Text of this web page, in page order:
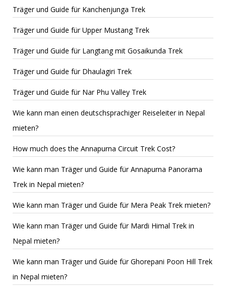
Träger und Guide für Kanchenjunga Trek
Träger und Guide für Upper Mustang Trek
Träger und Guide für Langtang mit Gosaikunda Trek
Träger und Guide für Dhaulagiri Trek
Träger und Guide für Nar Phu Valley Trek
Wie kann man einen deutschsprachiger Reiseleiter in Nepal
mieten?
How much does the Annapurna Circuit Trek Cost?
Wie kann man Träger und Guide für Annapurna Panorama
Trek in Nepal mieten?
Wie kann man Träger und Guide für Mera Peak Trek mieten?
Wie kann man Träger und Guide für Mardi Himal Trek in
Nepal mieten?
Wie kann man Träger und Guide für Ghorepani Poon Hill Trek
in Nepal mieten?